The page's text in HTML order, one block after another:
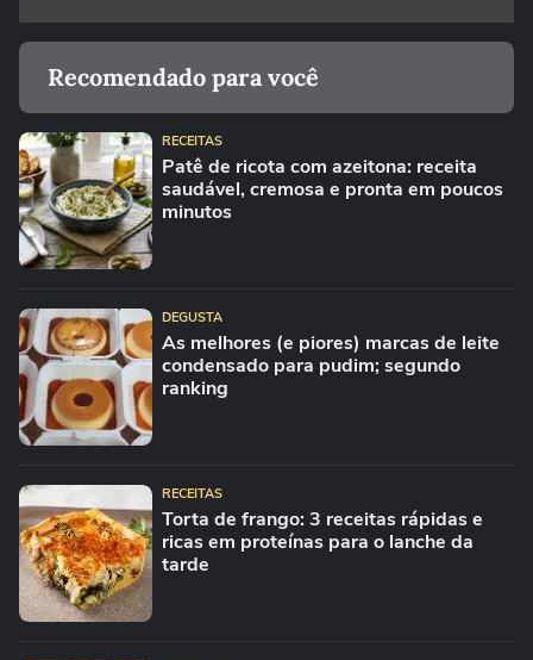
Recomendado para você
RECEITAS
Patê de ricota com azeitona: receita
saudável, cremosa e pronta em poucos
minutos
DEGUSTA
As melhores (e piores) marcas de leite
condensado para pudim; segundo
ranking
RECEITAS
Torta de frango: 3 receitas rápidas e
ricas em proteínas para o lanche da
tarde